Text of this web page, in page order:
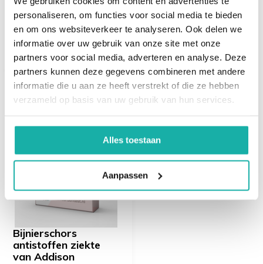
personaliseren, om functies voor social media te bieden
en om ons websiteverkeer te analyseren. Ook delen we
informatie over uw gebruik van onze site met onze
partners voor social media, adverteren en analyse. Deze
partners kunnen deze gegevens combineren met andere
informatie die u aan ze heeft verstrekt of die ze hebben
verzameld op basis van uw gebruik van hun services.
Alles toestaan
Aanpassen
van de ziekte van Addison.
De ziekte van Addison ontstaat door een ontsteking van
de bijnieren.
De ontsteking komt doordat de eigen afweer van het
lichaam de bijnieren aanvalt (een auto-
immuunziekte).
(de bijnierschors) beschadigd.
meer maken.
Waarom de eigen afweer de bijnieren aanvalt, is nog
niet bekend. Waarschijnlijk heeft het met erfelijke
aanleg en omstandigheden in de omgeving te maken.
0306km
hydroxyprogesteron
€ 45,-
Recent bekeken
Bijnierschors
antistoffen ziekte
van Addison